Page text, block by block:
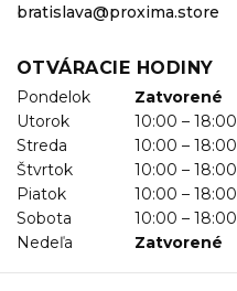
bratislava@proxima.store
OTVÁRACIE HODINY
Pondelok
Zatvorené
Utorok
10:00 – 18:00
Streda
10:00 – 18:00
Štvrtok
10:00 – 18:00
Piatok
10:00 – 18:00
Sobota
10:00 – 18:00
Nedeľa
Zatvorené